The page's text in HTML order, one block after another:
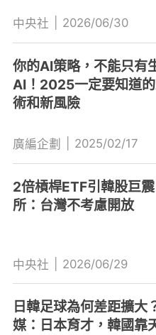
中央社 2026/06/30
你的AI策略，不能只有
AI！2025一定要知道
術和新風險
廣編企劃 2025/02/17
2倍槓桿ETF引韓股巨
所：台灣不考慮開放
中央社 2026/06/29
日韓足球為何差距擴大
媒：日本育才，韓國靠